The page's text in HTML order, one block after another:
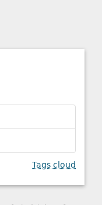
Tags cloud